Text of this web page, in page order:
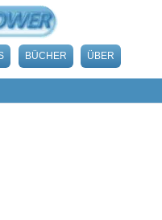
BÜCHER ÜBER